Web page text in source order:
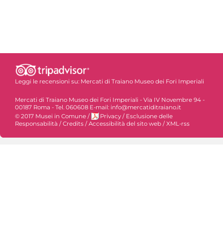
Leggi le recensioni su: Mercati di Traiano Museo dei Fori Imperiali
Mercati di Traiano Museo dei Fori Imperiali - Via IV Novembre 94 -
00187 Roma - Tel. 060608 E-mail: info@mercatiditraiano.it
© 2017 Musei in Comune / Privacy / Esclusione delle
Responsabilità /Credits /Accessibilità del sito web /XML-rss